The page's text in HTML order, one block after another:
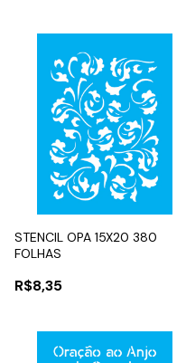
STENCIL OPA 15X20 380
FOLHAS
R$8,35